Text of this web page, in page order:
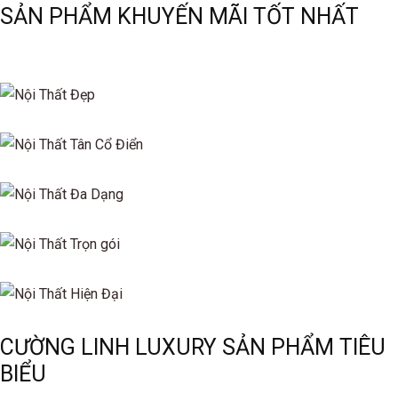
SẢN PHẨM KHUYẾN MÃI TỐT NHẤT
CƯỜNG LINH LUXURY SẢN PHẨM TIÊU
BIỂU